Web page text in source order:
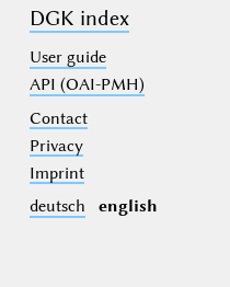
DGK index
User guide
API (OAI-PMH)
Contact
Privacy
Imprint
deutsch
english